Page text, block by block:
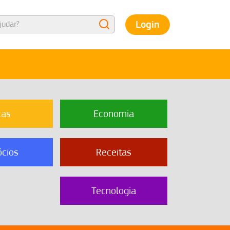
Login
Economia
Receitas
Tecnologia